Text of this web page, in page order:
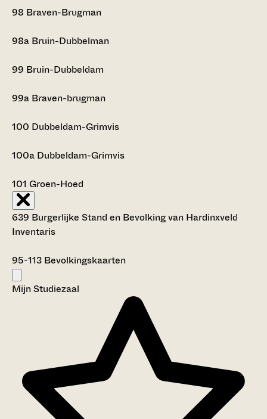
98 Braven-Brugman
98a Bruin-Dubbelman
99 Bruin-Dubbeldam
99a Braven-brugman
100 Dubbeldam-Grimvis
100a Dubbeldam-Grimvis
101 Groen-Hoed
639 Burgerlijke Stand en Bevolking van Hardinxveld
Inventaris
95-113 Bevolkingskaarten
Mijn Studiezaal